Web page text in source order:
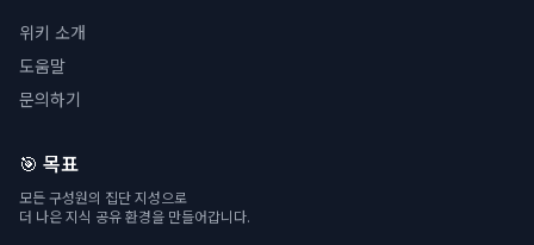
위키 소개
도움말
문의하기
🎯 목표
모든 구성원의 집단 지성으로
더 나은 지식 공유 환경을 만들어갑니다.